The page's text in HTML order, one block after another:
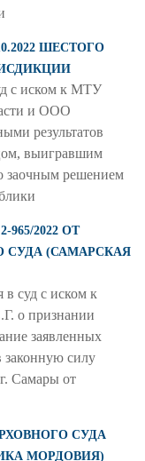
ШЕСТОГО
с иском к МТУ
и ООО
результатов
выигравшим
заочным решением
2022 ОТ
СУДА (САМАРСКАЯ
суд с иском к
о признании
заявленных
законную силу
Самары от
СУДА
МОРДОВИЯ)